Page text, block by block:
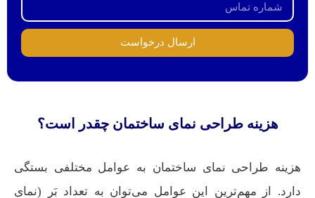
ارسال درخواست
هزینه طراحی نمای ساختمان چقدر است؟
هزینه طراحی نمای ساختمان به عوامل مختلفی بستگی
دارد. از مهم‌ترین این عوامل می‌توان به تعداد بَر (نمای